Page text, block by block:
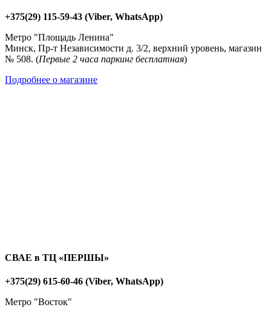
+375(29) 115-59-43 (Viber, WhatsApp)
Метро "Площадь Ленина"
Минск, Пр-т Независимости д. 3/2, верхний уровень, магазин
№ 508. (Первые 2 часа паркинг бесплатная)
Подробнее о магазине
СВАЕ в ТЦ «ПЕРШЫ»
+375(29) 615-60-46 (Viber, WhatsApp)
Метро "Восток"